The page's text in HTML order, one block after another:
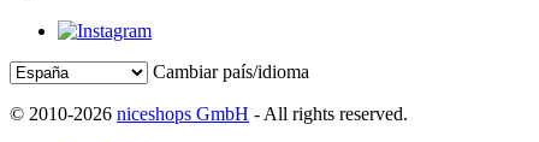
Cambiar país/idioma
© 2010-2026 niceshops GmbH - All rights reserved.